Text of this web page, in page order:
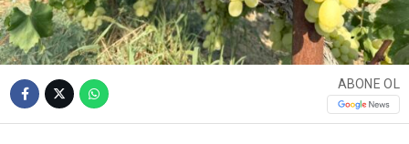
ABONE OL